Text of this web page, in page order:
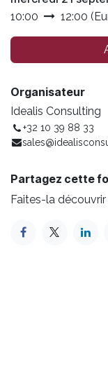
10:00 12:00 (
Organisateur
Idealis Consulting
+32 10 39 88 33
Partagez cette
Faites-la